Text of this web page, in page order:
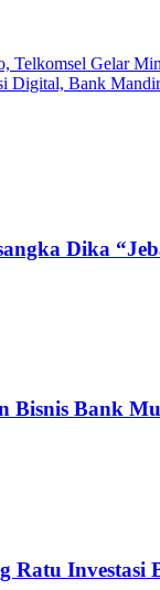
Telkomsel Gelar
Digital, Bank
Dika
Bisnis Bank
Ratu